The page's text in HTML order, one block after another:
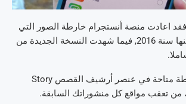
اعادت منصة أنستجرام خارطة الصور التي
كانت قد استغنت عنها سنة 2016, فيما شهدت النسخة الجديدة من
حيث ستكون الخريطة متاحة في عنصر أرشيف القصص Story